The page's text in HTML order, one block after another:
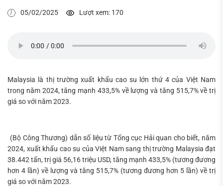
05/02/2025 Lượt xem: 170
Malaysia là thị trường xuất khẩu cao su lớn thứ 4 của Việt Nam
trong năm 2024, tăng mạnh 433,5% về lượng và tăng 515,7% về trị
giá so với năm 2023.
(Bộ Công Thương) dẫn số liệu từ Tổng cục Hải quan cho biết, năm
2024, xuất khẩu cao su của Việt Nam sang thị trường Malaysia đạt
38.442 tấn, trị giá 56,16 triệu USD, tăng mạnh 433,5% (tương đương
hơn 4 lần) về lượng và tăng 515,7% (tương đương hơn 5 lần) về trị
giá so với năm 2023.